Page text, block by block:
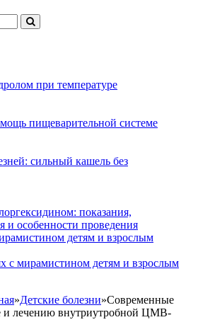
при температуре
пищеварительной системе
сильный кашель без
показания,
и особенности проведения
с мирамистином детям и взрослым
»Детские болезни»Современные
и лечению внутриутробной ЦМВ-